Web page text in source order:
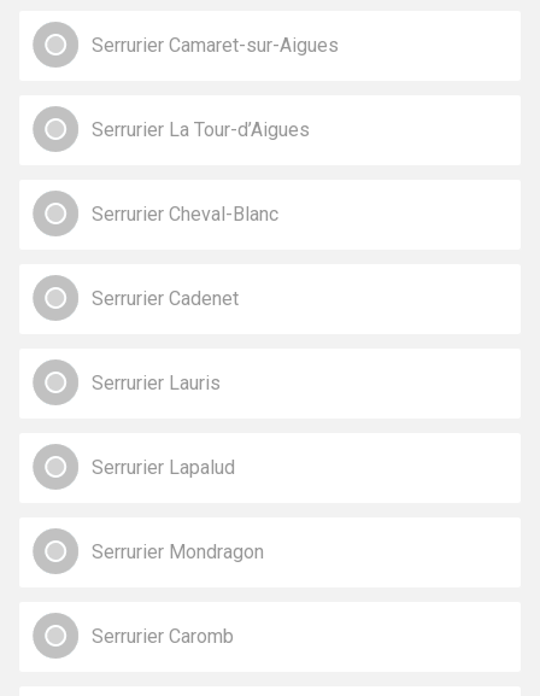
Serrurier Camaret-sur-Aigues
Serrurier La Tour-d’Aigues
Serrurier Cheval-Blanc
Serrurier Cadenet
Serrurier Lauris
Serrurier Lapalud
Serrurier Mondragon
Serrurier Caromb